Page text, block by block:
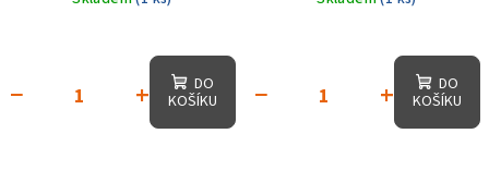
+
−
DO
KOŠÍKU
+
−
DO
KOŠÍKU